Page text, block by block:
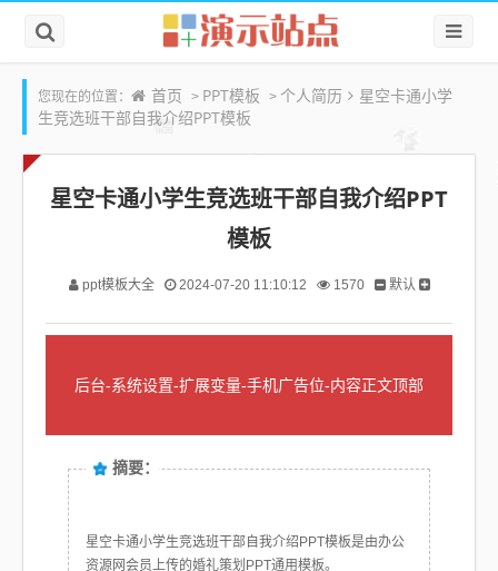
您现在的位置： 首页 > PPT模板 > 个人简历
星空卡通小学
生竞选班干部自我介绍PPT模板
星空卡通小学生竞选班干部自我介绍PPT
模板
ppt模板大全 2024-07-20 11:10:12 1570 默认
后台-系统设置-扩展变量-手机广告位-内容正文顶部
摘要：
星空卡通小学生竞选班干部自我介绍PPT模板是由办公
资源网会员上传的婚礼策划PPT通用模板。